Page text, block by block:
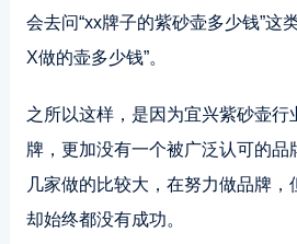
会去问“xx牌子的紫砂壶多少钱”这
X做的壶多少钱”。
之所以这样，是因为宜兴紫砂壶行
牌，更加没有一个被广泛认可的品
几家做的比较大，在努力做品牌，
却始终都没有成功。